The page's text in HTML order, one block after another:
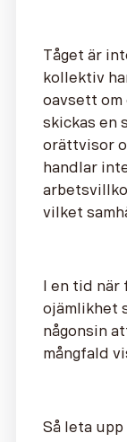
Tåget är
kollektiv
oavsett
skickas en
orättvisor
handlar
vilket
I en tid när
ojämlikhet
någonsin
mångfald
Så leta